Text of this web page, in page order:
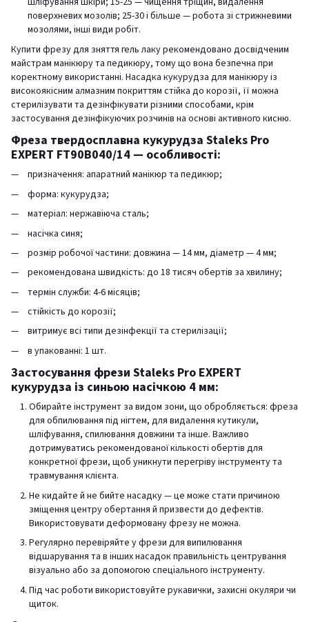
поверхневих мозолів; 25-30 і більше — робота зі стрижневими
мозолями, інші види робіт.
Купити фрезу для зняття гель лаку рекомендовано досвідченим
майстрам манікюру та педикюру, тому що вона безпечна при
коректному використанні. Насадка кукурудза для манікюру із
високоякісним алмазним покриттям стійка до корозії, її можна
стерилізувати та дезінфікувати різними способами, крім
застосування дезінфікуючих розчинів на основі активного кисню.
Фреза твердосплавна кукурудза Staleks Pro
EXPERT FT90B040/14 — особливості:
призначення: апаратний манікюр та педикюр;
форма: кукурудза;
матеріал: нержавіюча сталь;
насічка синя;
розмір робочої частини: довжина — 14 мм, діаметр — 4 мм;
рекомендована швидкість: до 18 тисяч обертів за хвилину;
термін служби: 4-6 місяців;
стійкість до корозії;
витримує всі типи дезінфекції та стерилізації;
в упакованні: 1 шт.
Застосування фрези Staleks Pro EXPERT
кукурудза із синьою насічкою 4 мм:
Обирайте інструмент за видом зони, що обробляється: фреза
для обпилювання під нігтем, для видалення кутикули,
шліфування, спилювання довжини та інше. Важливо
дотримуватись рекомендованої кількості обертів для
конкретної фрези, щоб уникнути перегріву інструменту та
травмування клієнта.
Не кидайте й не бийте насадку — це може стати причиною
зміщення центру обертання й призвести до дефектів.
Використовувати деформовану фрезу не можна.
Регулярно перевіряйте у фрези для випилювання
відшарування та в інших насадок правильність центрування
візуально або за допомогою спеціального інструменту.
Під час роботи використовуйте рукавички, захисні окуляри чи
щиток.